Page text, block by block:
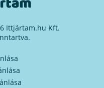
Ittjártam.hu Kft.